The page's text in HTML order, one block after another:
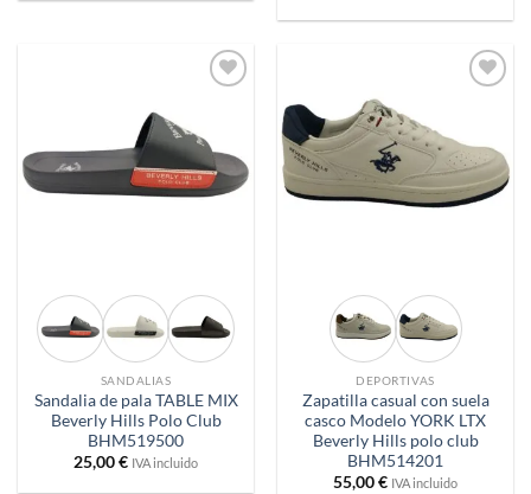
deseos
SANDALIAS
Sandalia de pala TABLE MIX
Beverly Hills Polo Club
BHM519500
25,00€ IVA incluido
DEPORTIVAS
Zapatilla casual con suela
casco Modelo YORK LTX
Beverly Hills polo club
BHM514201
55,00€ IVA incluido